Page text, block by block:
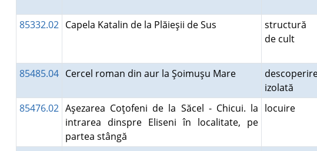
85332.02 Capela Katalin de la Plăieşii de Sus
structură
de cult
85485.04 Cercel roman din aur la Şoimuşu Mare
izolată
85476.02 Aşezarea Coţofeni de la Săcel - Chicui. la
intrarea dinspre Eliseni în localitate, pe
partea stângă
locuire